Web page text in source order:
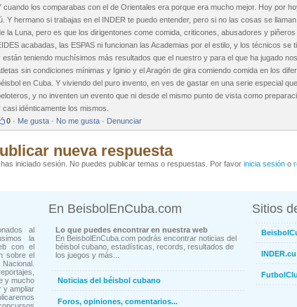
cuando los comparabas con el de Orientales era porque era mucho mejor. Hoy por
Y hermano si trabajas en el INDER te puedo entender, pero si no las cosas se
la Luna, pero es que los dirigentones come comida, criticones, abusadores y
acabadas, las ESPAS ni funcionan las Academias por el estilo, y los técnicos
están teniendo muchísimos más resultados que el nuestro y para el que ha jugado
sin condiciones mínimas y Iginio y el Aragón de gira comiendo comida en los
en Cuba. Y viviendo del puro invento, en ves de gastar en una serie especial
y no inventen un evento que ni desde el mismo punto de vista como
casi idénticamente los mismos.
0 · Me gusta · No me gusta · Denunciar
nueva respuesta
has iniciado sesión. No puedes publicar temas o respuestas. Por favor inicia sesión o
al
la
con el
sobre el
y mucho
y ampliar
En BeisbolEnCuba.com
Lo que puedes encontrar en nuestra web
En BeisbolEnCuba.com podrás encontrar noticias del
béisbol cubano, estadísticas, records, resultados de
los juegos y más...
Noticias del béisbol cubano
Foros, opiniones, comentarios...
Sitios
INDER.cu